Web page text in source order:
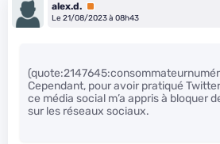
alex.d. Premium
Le 21/08/2023 à 08h43
Cependant, pour avoir pratiqué
ce média social m’a appris à bloquer
sur les réseaux sociaux.